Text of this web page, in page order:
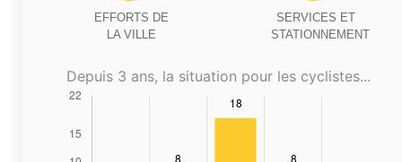
EFFORTS DE
LA VILLE
SERVICES ET
STATIONNEMENT
Depuis 3 ans, la situation pour les cyclistes...